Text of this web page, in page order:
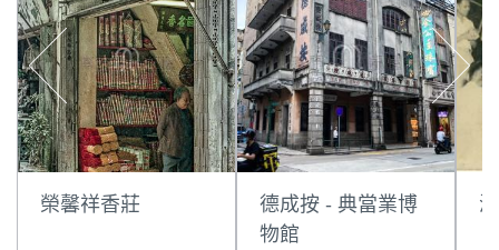
榮馨祥香莊
德成按 - 典當業博
物館